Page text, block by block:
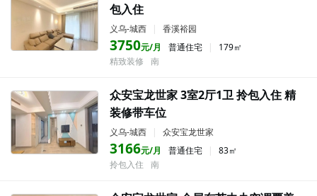
包入住
义乌-城西 | 香溪裕园
3750元/月 普通住宅 |
179㎡
精致装修
南
众安宝龙世家 3室2厅1卫 拎包入住 精
装修带车位
义乌-城西 | 众安宝龙世家
3166元/月 普通住宅 |
83㎡
拎包入住
南